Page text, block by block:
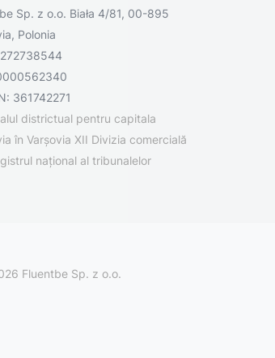
Sp. z o.o. Biała 4/81, 00-895
Polonia
361742271
districtual pentru capitala
în Varșovia XII Divizia comercială
național al tribunalelor
Fluentbe Sp. z o.o.